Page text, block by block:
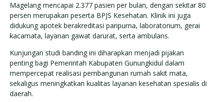
Magelang mencapai 2.377 pasien per bulan, dengan sekitar 80
persen merupakan peserta BPJS Kesehatan. Klinik ini juga
didukung apotek berakreditasi paripurna, laboratorium, gerai
kacamata, layanan gawat darurat, serta ambulans.
Kunjungan studi banding ini diharapkan menjadi pijakan
penting bagi Pemerintah Kabupaten Gunungkidul dalam
mempercepat realisasi pembangunan rumah sakit mata,
sekaligus meningkatkan kualitas layanan kesehatan spesialis di
daerah.